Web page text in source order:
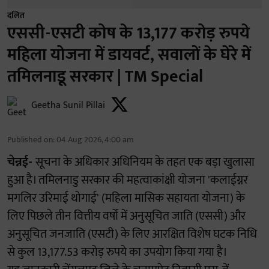
दलित
एससी-एसटी कोष के 13,177 करोड़ रुपये
महिला योजना में डायवर्ट, सवालों के घेरे में
तमिलनाडू सरकार | TM Special
Geetha Sunil Pillai
Published on: 04 Aug 2026, 4:00 am
चेन्नई-सूचना के अधिकार अधिनियम के तहत एक बड़ा खुलासा
हुआ है। तमिलनाडु सरकार की महत्वाकांक्षी योजना 'कलाईग्नर
मगलिर उरिमाई थोगाई' (महिला मासिक सहायता योजना) के
लिए पिछले तीन वित्तीय वर्षों में अनुसूचित जाति (एससी) और
अनुसूचित जनजाति (एसटी) के लिए आरक्षित विशेष घटक निधि
से कुल 13,177.53 करोड़ रुपये का उपयोग किया गया है।